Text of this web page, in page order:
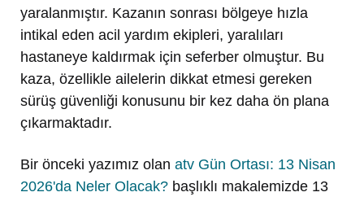
yaralanmıştır. Kazanın sonrası bölgeye hızla
intikal eden acil yardım ekipleri, yaralıları
hastaneye kaldırmak için seferber olmuştur. Bu
kaza, özellikle ailelerin dikkat etmesi gereken
sürüş güvenliği konusunu bir kez daha ön plana
çıkarmaktadır.
Bir önceki yazımız olan atv Gün Ortası: 13 Nisan
2026'da Neler Olacak? başlıklı makalemizde 13